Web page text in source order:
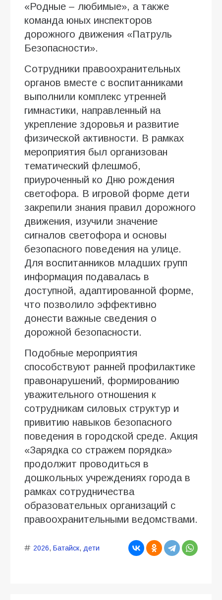
«Родные – любимые», а также
команда юных инспекторов
дорожного движения «Патруль
Безопасности».
Сотрудники правоохранительных
органов вместе с воспитанниками
выполнили комплекс утренней
гимнастики, направленный на
укрепление здоровья и развитие
физической активности. В рамках
мероприятия был организован
тематический флешмоб,
приуроченный ко Дню рождения
светофора. В игровой форме дети
закрепили знания правил дорожного
движения, изучили значение
сигналов светофора и основы
безопасного поведения на улице.
Для воспитанников младших групп
информация подавалась в
доступной, адаптированной форме,
что позволило эффективно
донести важные сведения о
дорожной безопасности.
Подобные мероприятия
способствуют ранней профилактике
правонарушений, формированию
уважительного отношения к
сотрудникам силовых структур и
привитию навыков безопасного
поведения в городской среде. Акция
«Зарядка со стражем порядка»
продолжит проводиться в
дошкольных учреждениях города в
рамках сотрудничества
образовательных организаций с
правоохранительными ведомствами.
2026, Батайск, дети